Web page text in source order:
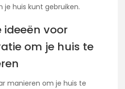
je huis kunt gebruiken.
ideeën voor
om je huis te
manieren om je huis te